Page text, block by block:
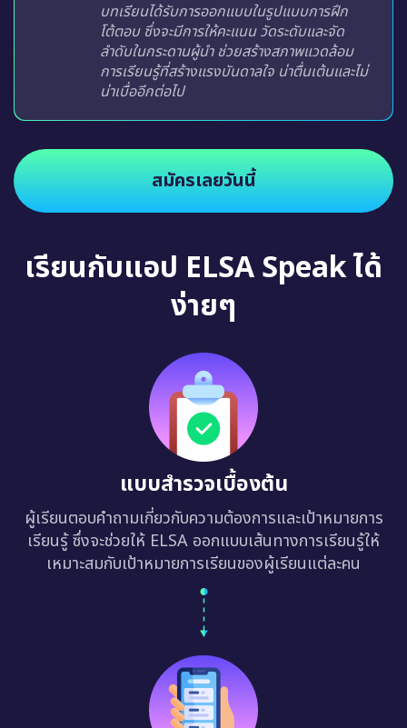
บทเรียนได้รับการออกแบบในรูปแบบการฝึก
โต้ตอบ ซึ่งจะมีการให้คะแนน วัดระดับและจัด
ลำดับในกระดานผู้นำ ช่วยสร้างสภาพแวดล้อม
การเรียนรู้ที่สร้างแรงบันดาลใจ น่าตื่นเต้นและไม่
น่าเบื่ออีกต่อไป
สมัครเลยวันนี้
เรียนกับแอป ELSA Speak ได้
ง่ายๆ
แบบสำรวจเบื้องต้น
ผู้เรียนตอบคำถามเกี่ยวกับความต้องการและเป้าหมายการ
เรียนรู้ ซึ่งจะช่วยให้ ELSA ออกแบบเส้นทางการเรียนรู้ให้
เหมาะสมกับเป้าหมายการเรียนของผู้เรียนแต่ละคน